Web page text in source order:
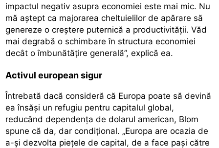
impactul negativ asupra economiei este mai mic. Nu
mă aștept ca majorarea cheltuielilor de apărare să
genereze o creștere puternică a productivității. Văd
mai degrabă o schimbare în structura economiei
decât o îmbunătățire generală”, explică ea.
Activul europeansigur
Întrebată dacă consideră că Europa poate să devină
ea însăși un refugiu pentru capitalul global,
reducând dependența de dolarul american, Blom
spune că da, dar condițional. „Europa are ocazia de
a-și dezvolta piețele de capital, de a face pași către